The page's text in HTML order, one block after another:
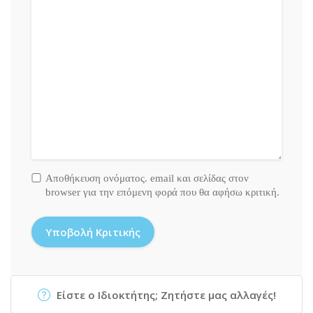
Αποθήκευση ονόματος. email και σελίδας στον
browser για την επόμενη φορά που θα αφήσω κριτική.
Είστε ο Ιδιοκτήτης; Ζητήστε μας αλλαγές!